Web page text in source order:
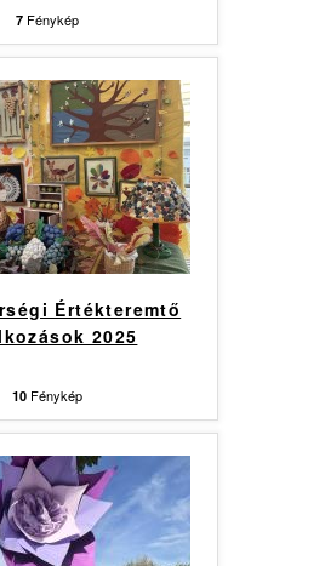
7 Fénykép
Értékteremtő
2025
10 Fénykép